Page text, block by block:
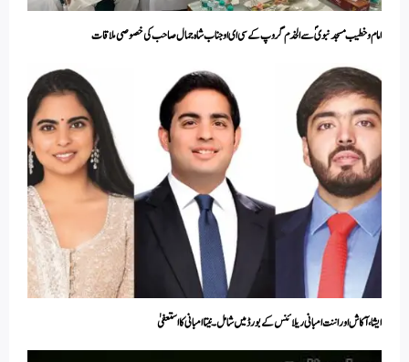
امام و خطیب مسجد نبویؐ سے الخدم گروپ کے سی ای اوجناب شاہ جمال صاحب کی خصوصی ملاقات
ایشا، آکاش اور اننت امبانی ریلائنس کے بورڈ میں شامل ۔ نیتا امبانی کااستعفیٰ